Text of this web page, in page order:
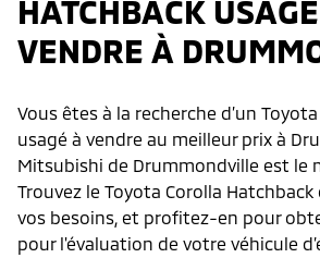
HATCHBACK
VENDRE À
Vous êtes à la recherche d’un
usagé à vendre au meilleur prix à
Mitsubishi de Drummondville est le
Trouvez le Toyota Corolla
vos besoins, et profitez-en pour
pour l'évaluation de votre véhicule